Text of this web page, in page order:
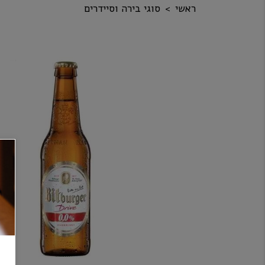
ראשי סוגי בירה וסיידרים